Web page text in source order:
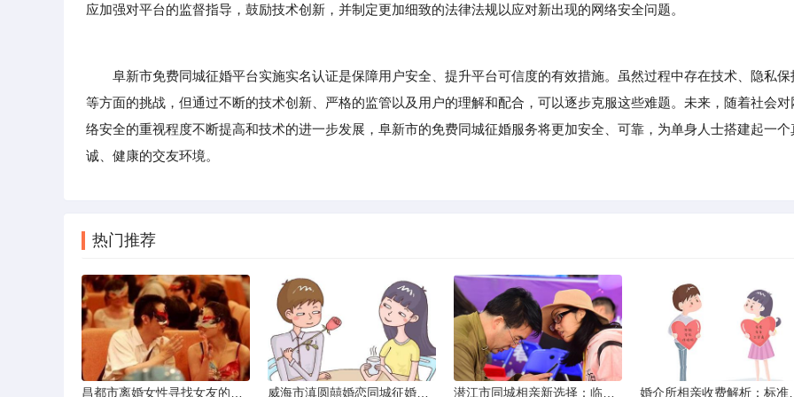
应加强对平台的监督指导，鼓励技术创新，并制定更加细致的法律法规以应对新出现的网络安全问题。
阜新市免费同城征婚平台实施实名认证是保障用户安全、提升平台可信度的有效措施。虽然过程中存在技术、隐私保
等方面的挑战，但通过不断的技术创新、严格的监管以及用户的理解和配合，可以逐步克服这些难题。未来，随着社会对
络安全的重视程度不断提高和技术的进一步发展，阜新市的免费同城征婚服务将更加安全、可靠，为单身人士搭建起一个
诚、健康的交友环境。
热门推荐